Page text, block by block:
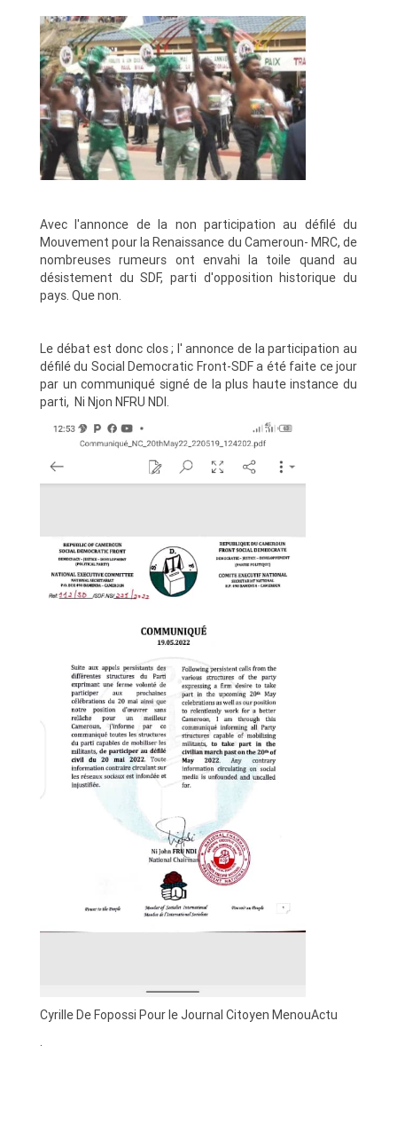
Avec l'annonce de la non participation au défilé du
Mouvement pour la Renaissance du Cameroun- MRC, de
nombreuses rumeurs ont envahi la toile quand au
désistement du SDF, parti d'opposition historique du
pays. Que non.
Le débat est donc clos ; l' annonce de la participation au
défilé du Social Democratic Front-SDF a été faite ce jour
par un communiqué signé de la plus haute instance du
parti, Ni Njon NFRU NDI.
Cyrille De Fopossi Pour le Journal Citoyen MenouActu
.